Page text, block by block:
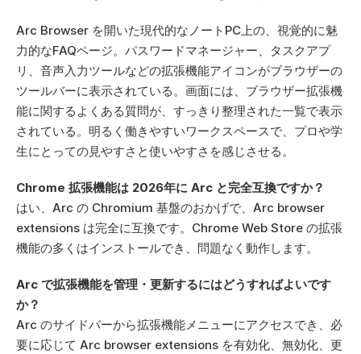
Arc Browser を開いた現代的なノートPC上の、視覚的に魅
力的なFAQページ。パスワードマネージャー、タスクアプ
リ、音声入力ツールなどの拡張機能アイコンがブラウザーの
ツールバーに表示されている。画面には、ブラウザー拡張機
能に関するよくある質問が、すっきり整理された一覧で表示
されている。明るく働きやすいワークスペースで、プロや学
生にとっての見やすさと使いやすさを感じさせる。
Chrome 拡張機能は 2026年に Arc と完全互換ですか？
はい、Arc の Chromium 基盤のおかげで、Arc browser
extensions は完全に互換です。Chrome Web Store の拡張
機能の多くはインストールでき、問題なく動作します。
Arc で拡張機能を管理・更新するにはどうすればよいです
か？
Arc のサイドバーから拡張機能メニューにアクセスでき、必
要に応じて Arc browser extensions を有効化、無効化、更